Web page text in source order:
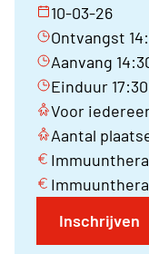
10-03-26
Ontvangst
Aanvang
Einduur 17:30
Voor
Aantal
Inschrijven